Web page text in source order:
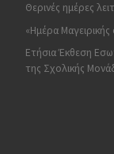
Θερινές ημέρες
«Ημέρα Μαγειρικής
Ετήσια Έκθεση
της Σχολικής